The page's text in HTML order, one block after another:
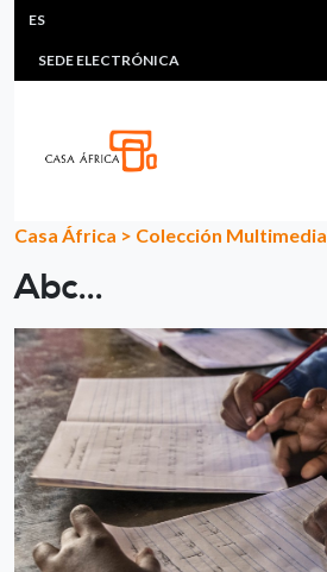
Pasar al contenido principal
HEADER MENU
MULTIMEDIA
SEDE ELECTRÓNICA
ES
Casa África > Colección Multimedia
Abc...